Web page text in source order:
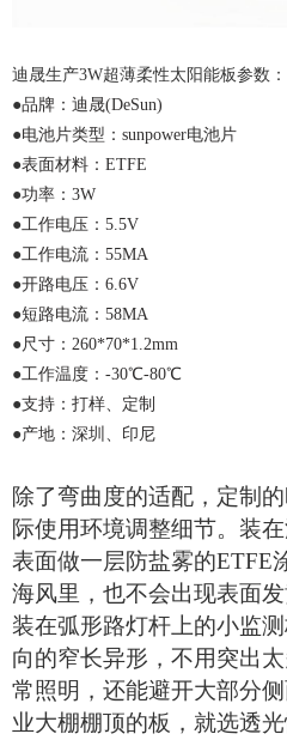
迪晟生产3W超薄柔性太阳能板参数：
●品牌：迪晟(DeSun)
●电池片类型： sunpower电池片
●表面材料： ETFE
●功率： 3W
●工作电压： 5.5V
●工作电流： 55MA
●开路电压： 6.6V
●短路电流： 58MA
●尺寸： 260*70*1.2mm
●工作温度： -30℃-80℃
●支持：打样、定制
●产地：深圳、印尼
除了弯曲度的适配，定制
际使用环境调整细节。装
表面做一层防盐雾的ETFE
海风里，也不会出现表面
装在弧形路灯杆上的小监
向的窄长异形，不用突出
常照明，还能避开大部分
业大棚棚顶的板，就选透